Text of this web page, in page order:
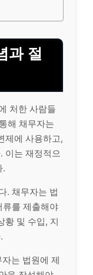
과 절
처한 사람들
해 채무자는
제에 사용하고,
이는 재정적으
.
. 채무자는 법
류를 제출해야
황 및 수입, 지
는 법원에 제